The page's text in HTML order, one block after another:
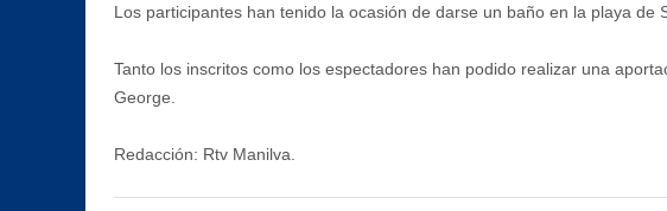
Los participantes han tenido la ocasión de darse un baño en la playa de
Tanto los inscritos como los espectadores han podido realizar una
George.
Redacción: Rtv Manilva.